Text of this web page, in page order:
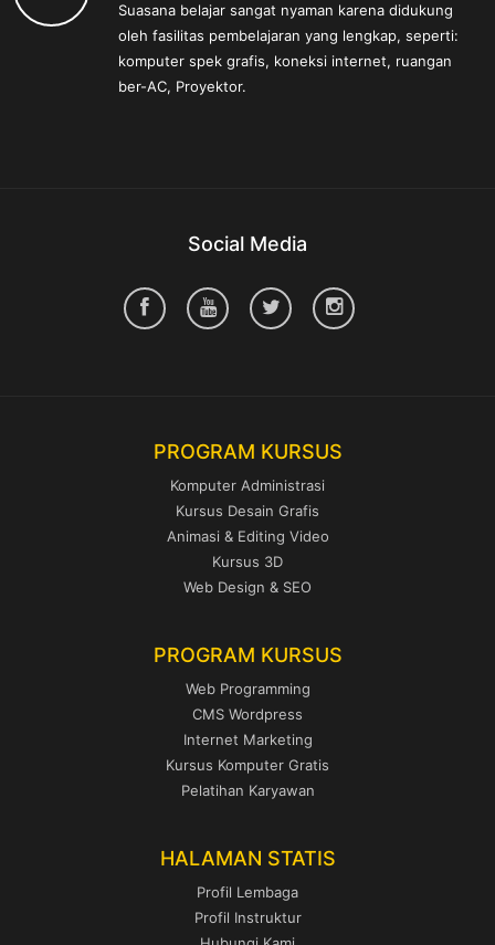
Suasana belajar sangat nyaman karena didukung
oleh fasilitas pembelajaran yang lengkap, seperti:
komputer spek grafis, koneksi internet, ruangan
ber-AC, Proyektor.
Social Media
PROGRAM KURSUS
Komputer Administrasi
Kursus Desain Grafis
Animasi & Editing Video
Kursus 3D
Web Design & SEO
PROGRAM KURSUS
Web Programming
CMS Wordpress
Internet Marketing
Kursus Komputer Gratis
Pelatihan Karyawan
HALAMAN STATIS
Profil Lembaga
Profil Instruktur